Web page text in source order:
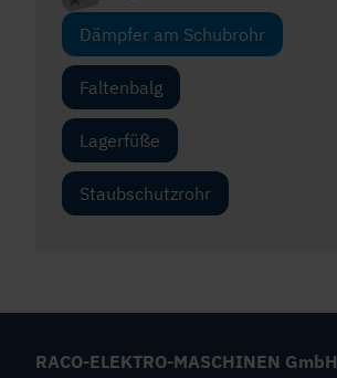
Dämpfer am Schubrohr
Faltenbalg
Lagerfüße
Staubschutzrohr
RACO-ELEKTRO-MASCHINEN GmbH